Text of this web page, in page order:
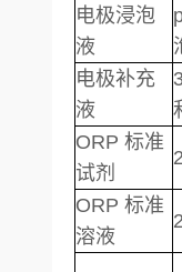
电极浸泡
液
电极补充
液
ORP 标准
试剂
ORP 标准
溶液